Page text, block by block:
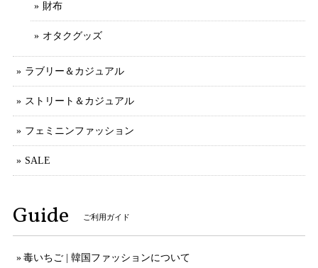
財布
オタクグッズ
ラブリー＆カジュアル
ストリート＆カジュアル
フェミニンファッション
SALE
Guide ご利用ガイド
毒いちご | 韓国ファッションについて